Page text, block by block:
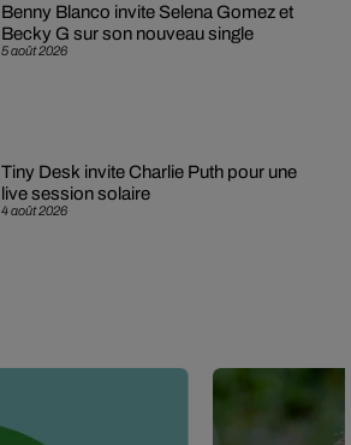
5 août 2026
Benny Blanco invite Selena Gomez et
Becky G sur son nouveau single
4 août 2026
Tiny Desk invite Charlie Puth pour une
live session solaire